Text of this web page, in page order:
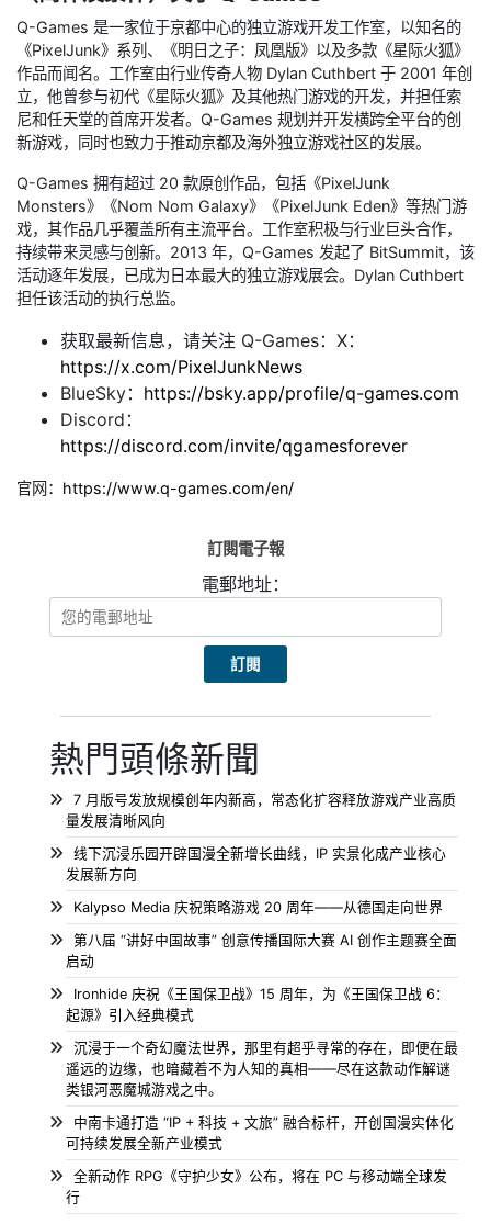
Q-Games 是一家位于京都中心的独立游戏开发工作室，以知名的
《PixelJunk》系列、《明日之子：凤凰版》以及多款《星际火狐》
作品而闻名。工作室由行业传奇人物 Dylan Cuthbert 于 2001 年创
立，他曾参与初代《星际火狐》及其他热门游戏的开发，并担任索
尼和任天堂的首席开发者。Q-Games 规划并开发横跨全平台的创
新游戏，同时也致力于推动京都及海外独立游戏社区的发展。
Q-Games 拥有超过 20 款原创作品，包括《PixelJunk
Monsters》《Nom Nom Galaxy》《PixelJunk Eden》等热门游
戏，其作品几乎覆盖所有主流平台。工作室积极与行业巨头合作，
持续带来灵感与创新。2013 年，Q-Games 发起了 BitSummit，该
活动逐年发展，已成为日本最大的独立游戏展会。Dylan Cuthbert
担任该活动的执行总监。
获取最新信息，请关注 Q-Games：X：
https://x.com/PixelJunkNews
BlueSky： https://bsky.app/profile/q-games.com
Discord：
https://discord.com/invite/qgamesforever
官网： https://www.q-games.com/en/
訂閱電子報
電郵地址：
熱門頭條新聞
7 月版号发放规模创年内新高，常态化扩容释放游戏产业高质
量发展清晰风向
线下沉浸乐园开辟国漫全新增长曲线，IP 实景化成产业核心
发展新方向
Kalypso Media 庆祝策略游戏 20 周年——从德国走向世界
第八届 “讲好中国故事” 创意传播国际大赛 AI 创作主题赛全面
启动
Ironhide 庆祝《王国保卫战》15 周年，为《王国保卫战 6：
起源》引入经典模式
沉浸于一个奇幻魔法世界，那里有超乎寻常的存在，即便在最
遥远的边缘，也暗藏着不为人知的真相——尽在这款动作解谜
类银河恶魔城游戏之中。
中南卡通打造 “IP + 科技 + 文旅” 融合标杆，开创国漫实体化
可持续发展全新产业模式
全新动作 RPG《守护少女》公布，将在 PC 与移动端全球发
行